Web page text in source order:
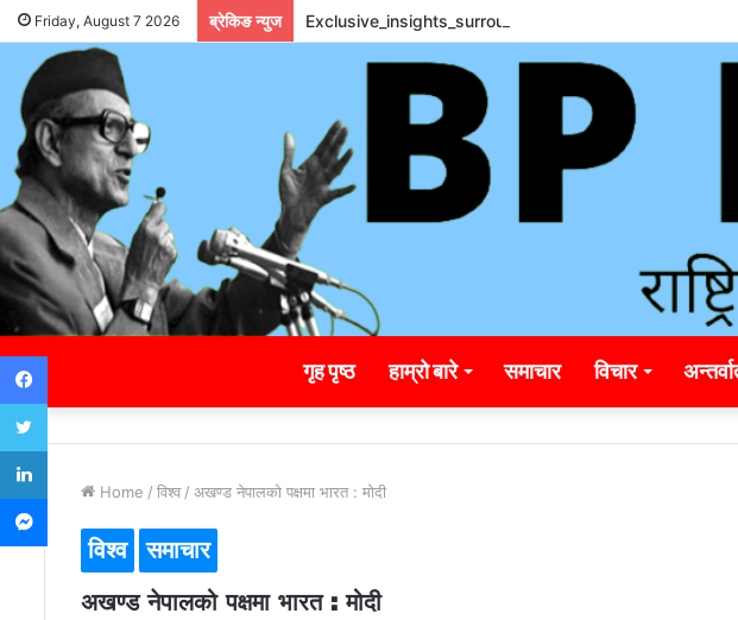
Friday, August 7 2026 ब्रेकिङ न्युज
गृह पृष्ठ हाम्रो बारे समाचार विचार
Home / विश्व / अखण्ड नेपालको पक्षमा भारत : मोदी
विश्व समाचार
अखण्ड नेपालको पक्षमा भारत : मोदी
Facebook
Twitter
LinkedIn
Messenger